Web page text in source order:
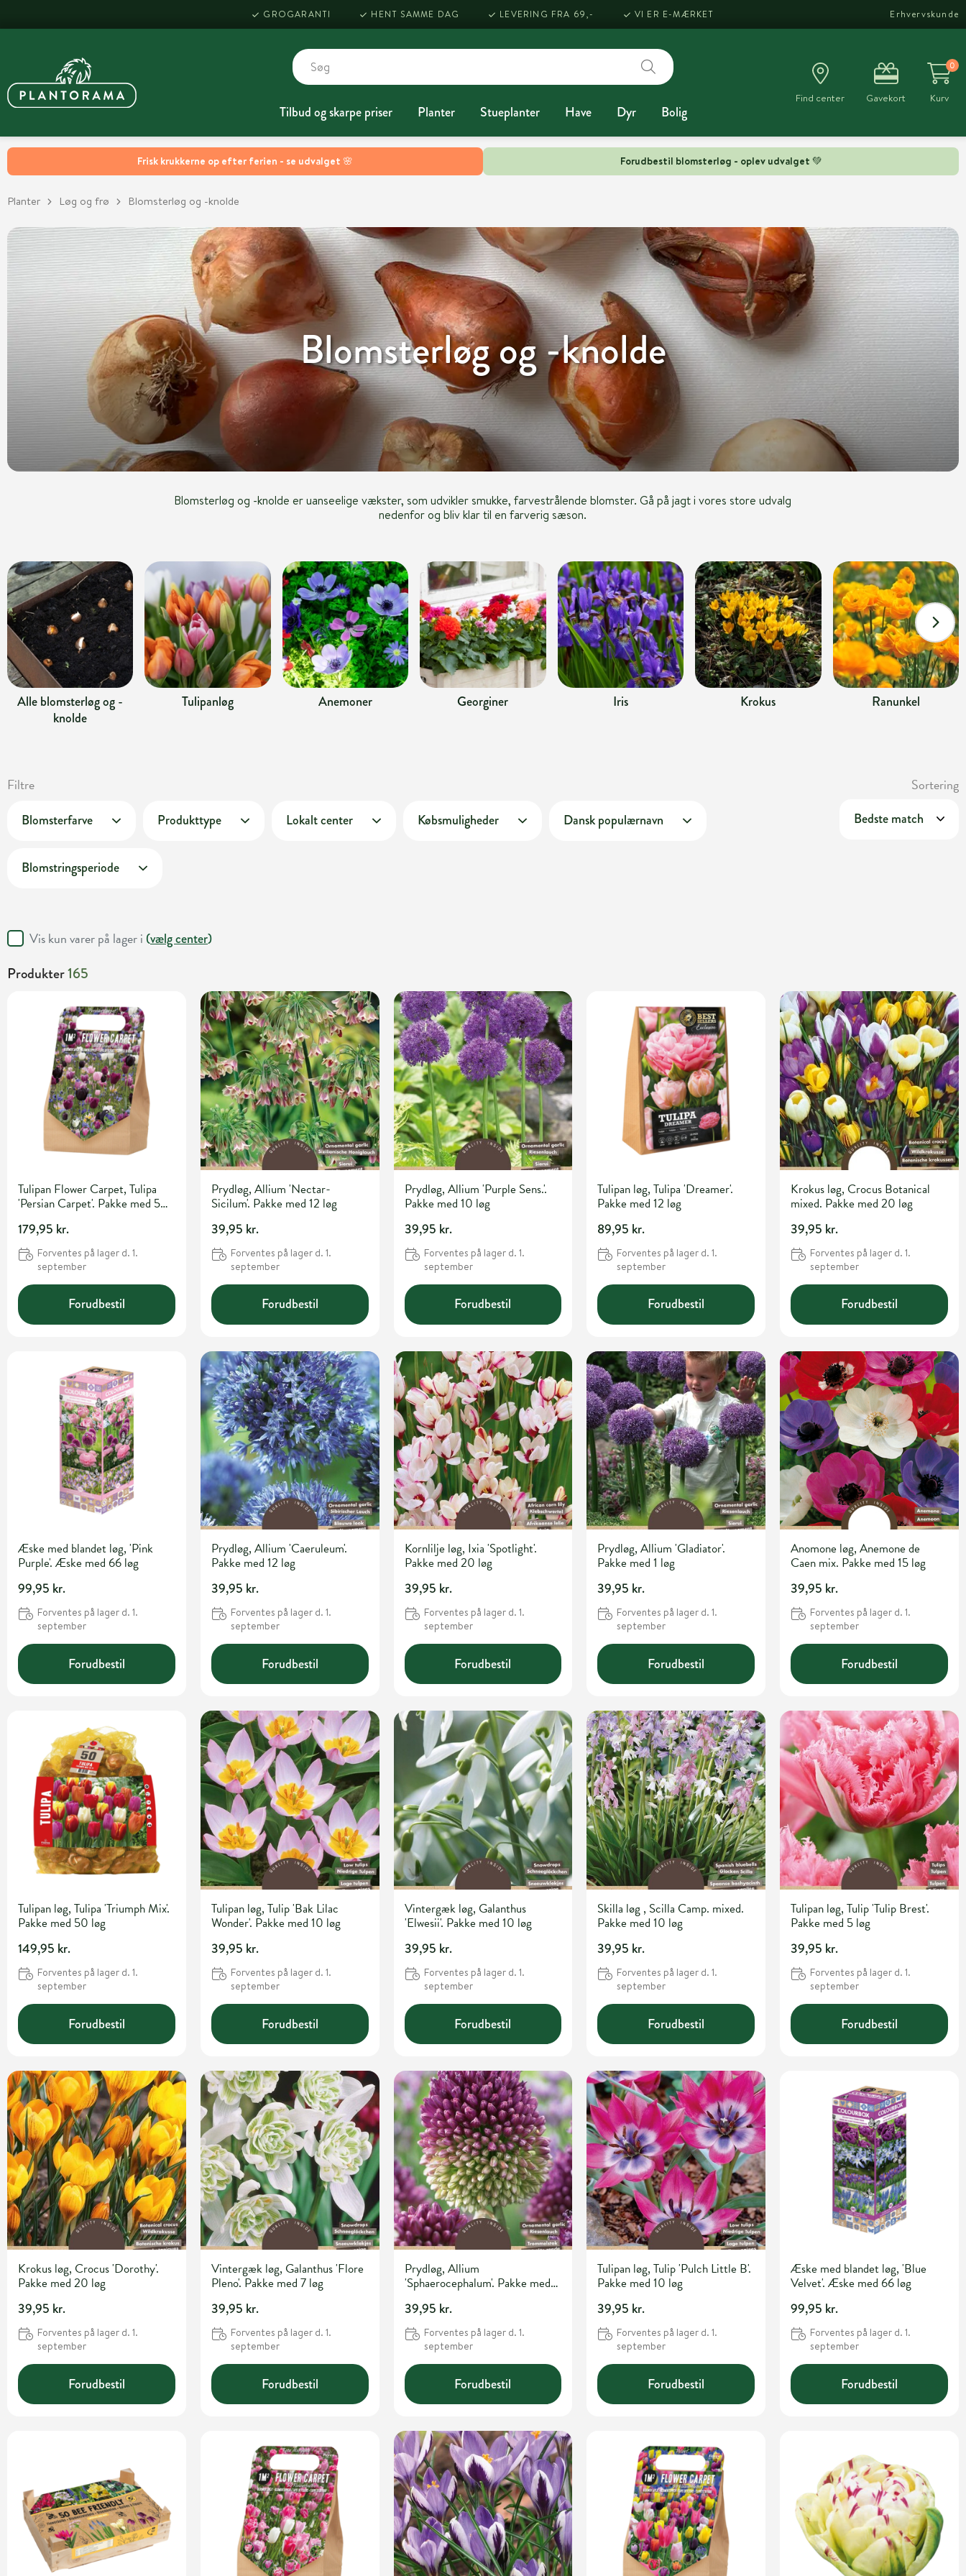
Frisk krukkerne op efter ferien - se udvalget 🌸 Forudbestil blomsterløg - oplev udvalget 💚
GROGARANTI HENT SAMME DAG LEVERING FRA 69,- VI ER E-MÆRKET Erhvervskunde
Tilbud og skarpe priser Planter Stueplanter Have Dyr Bolig
Find center Gavekort
0
Kurv
Planter Løg og frø Blomsterløg og -knolde
Blomsterløg og -knolde
Blomsterløg og -knolde er uanseelige vækster, som udvikler smukke, farvestrålende blomster. Gå på jagt i vores store udvalg
nedenfor og bliv klar til en farverig sæson.
Alle blomsterløg og -
knolde
Tulipanløg Anemoner Georginer Iris Krokus Ranunkel
Filtre Sortering
Blomsterfarve Produkttype Lokalt center Købsmuligheder Dansk populærnavn
Blomstringsperiode
Vis kun varer på lager i (vælg center)
Produkter165
Tulipan Flower Carpet, Tulipa
'Persian Carpet'. Pakke med 50
179,95 kr.
Forventes på lager d. 1.
september
Forudbestil
Prydløg, Allium 'Nectar-
Sicilum'. Pakke med 12 løg
39,95 kr.
Forventes på lager d. 1.
september
Forudbestil
Prydløg, Allium 'Purple Sens.'.
Pakke med 10 løg
39,95 kr.
Forventes på lager d. 1.
september
Forudbestil
Tulipan løg, Tulipa 'Dreamer'.
Pakke med 12 løg
89,95 kr.
Forventes på lager d. 1.
september
Forudbestil
Krokus løg, Crocus Botanical
mixed. Pakke med 20 løg
39,95 kr.
Forventes på lager d. 1.
september
Forudbestil
Æske med blandet løg, 'Pink
Purple'. Æske med 66 løg
99,95 kr.
Forventes på lager d. 1.
september
Forudbestil
Prydløg, Allium 'Caeruleum'.
Pakke med 12 løg
39,95 kr.
Forventes på lager d. 1.
september
Forudbestil
Kornlilje løg, Ixia 'Spotlight'.
Pakke med 20 løg
39,95 kr.
Forventes på lager d. 1.
september
Forudbestil
Prydløg, Allium 'Gladiator'.
Pakke med 1 løg
39,95 kr.
Forventes på lager d. 1.
september
Forudbestil
Anomone løg, Anemone de
Caen mix. Pakke med 15 løg
39,95 kr.
Forventes på lager d. 1.
september
Forudbestil
Tulipan løg, Tulipa 'Triumph Mix'.
Pakke med 50 løg
149,95 kr.
Forventes på lager d. 1.
september
Forudbestil
Tulipan løg, Tulip 'Bak Lilac
Wonder'. Pakke med 10 løg
39,95 kr.
Forventes på lager d. 1.
september
Forudbestil
Vintergæk løg, Galanthus
'Elwesii'. Pakke med 10 løg
39,95 kr.
Forventes på lager d. 1.
september
Forudbestil
Skilla løg , Scilla Camp. mixed.
Pakke med 10 løg
39,95 kr.
Forventes på lager d. 1.
september
Forudbestil
Tulipan løg, Tulip 'Tulip Brest'.
Pakke med 5 løg
39,95 kr.
Forventes på lager d. 1.
september
Forudbestil
Krokus løg, Crocus 'Dorothy'.
Pakke med 20 løg
39,95 kr.
Forventes på lager d. 1.
september
Forudbestil
Vintergæk løg, Galanthus 'Flore
Pleno'. Pakke med 7 løg
39,95 kr.
Forventes på lager d. 1.
september
Forudbestil
Prydløg, Allium
'Sphaerocephalum'. Pakke med
39,95 kr.
Forventes på lager d. 1.
september
Forudbestil
Tulipan løg, Tulip 'Pulch Little B'.
Pakke med 10 løg
39,95 kr.
Forventes på lager d. 1.
september
Forudbestil
Æske med blandet løg, 'Blue
Velvet'. Æske med 66 løg
99,95 kr.
Forventes på lager d. 1.
september
Forudbestil